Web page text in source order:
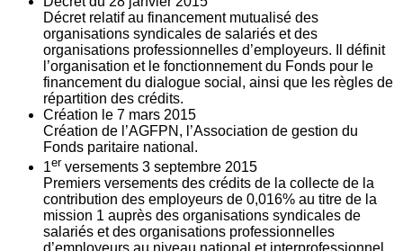
Décret relatif au financement mutualisé des
organisations syndicales de salariés et des
organisations professionnelles d’employeurs. Il définit
l’organisation et le fonctionnement du Fonds pour le
financement du dialogue social, ainsi que les règles de
répartition des crédits.
Création le 7 mars 2015
Création de l’AGFPN, l’Association de gestion du
Fonds paritaire national.
1er versements 3 septembre 2015
Premiers versements des crédits de la collecte de la
contribution des employeurs de 0,016% au titre de la
mission 1 auprès des organisations syndicales de
salariés et des organisations professionnelles